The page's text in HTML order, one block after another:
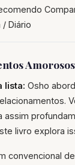
/ Diário
lista: Osho
assim
livro explora
convencional